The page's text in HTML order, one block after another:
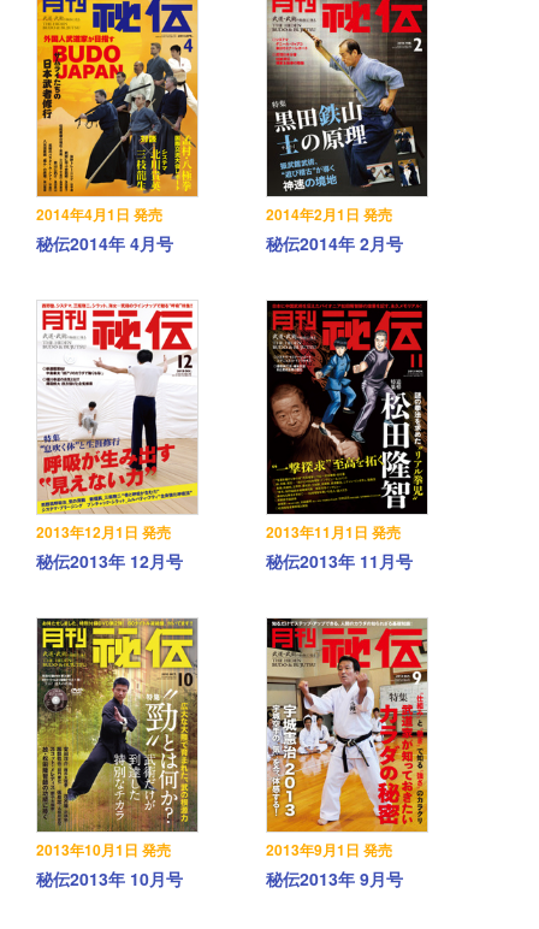
2014年4月1日 発売
秘伝2014年 4月号
2014年2月1日 発売
秘伝2014年 2月号
2013年12月1日 発売
秘伝2013年 12月号
2013年11月1日 発売
秘伝2013年 11月号
2013年10月1日 発売
秘伝2013年 10月号
2013年9月1日 発売
秘伝2013年 9月号